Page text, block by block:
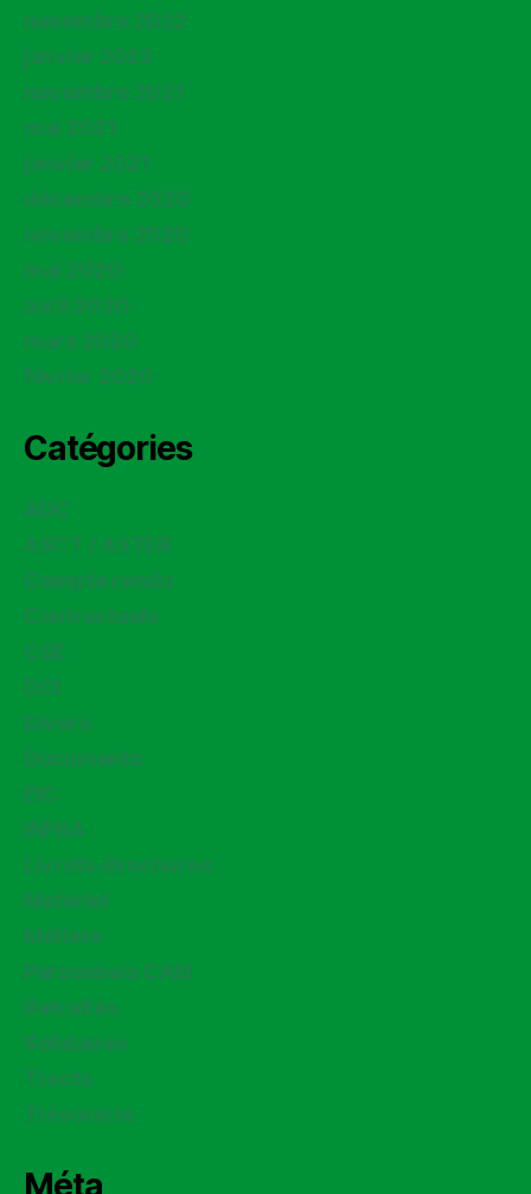
novembre 2022
janvier 2022
novembre 2021
mai 2021
janvier 2021
décembre 2020
novembre 2020
mai 2020
avril 2020
mars 2020
février 2020
Catégories
ADC
ASCT / ASTER
Compte rendu
Contractuels
CSE
DCI
Divers
Documents
EIC
INFRA
Livrets-Brochures
Matériel
Métiers
Personnels CASI
Retraités
Solidaires
Tracts
Trésorerie